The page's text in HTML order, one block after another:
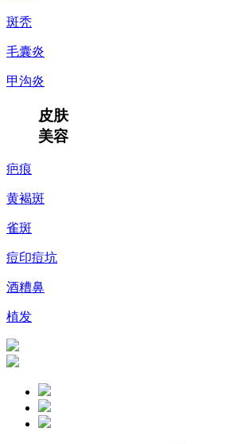
斑秃
毛囊炎
甲沟炎
皮肤
美容
疤痕
黄褐斑
雀斑
痘印痘坑
酒糟鼻
植发